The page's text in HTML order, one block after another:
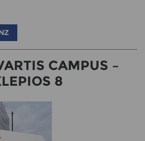
CAMPUS –
8